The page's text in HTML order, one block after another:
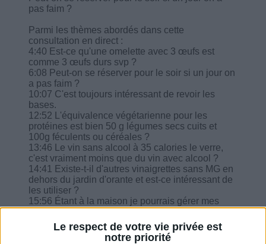
Le respect de votre vie privée est
notre priorité
pas faim ?
Parmi les thèmes abordés dans cette
consultation en direct :
4:40 Est-ce qu'une omelette avec 3 œufs est
comme 3 œufs durs svp ?
6:08 Peut-on se réserver pour le soir si un jour on
a pas faim ?
10:07 C'est toujours intéressant de revoir les
bases.
12:52 L'équivalence végétarienne pour les
protéines est bien 50 g légumes secs cuits et
100g féculents ou céréales ?
13:46 Le vin sans alcool à 35 calories le verre,
c'est vraiment moins que du vin avec alcool ?
14:41 Existe-t-il d'autres vinaigrettes sans MG en
dehors du jardin d'orante et est-ce intéressant de
les utiliser ?
15:56 Étant à la maison je pourrais gérer mes
repas.
17:52 Dans le programme Brunch, il n'y a qu'une
fois des légumes cuits le soir est-ce que c'est